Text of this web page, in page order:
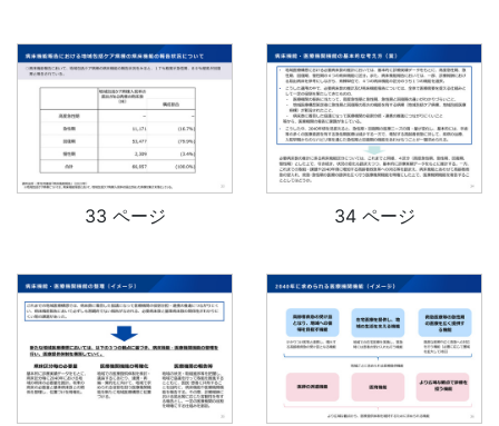
33 ページ 34 ページ